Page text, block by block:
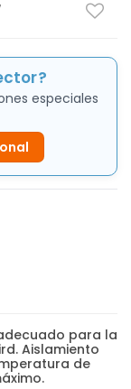
especiales
para la
Aislamiento
de